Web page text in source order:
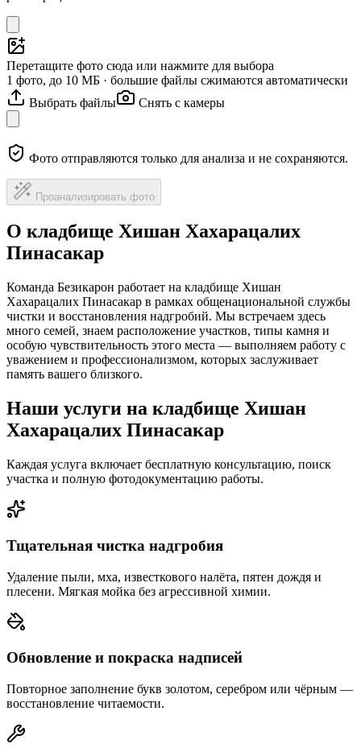
Перетащите фото сюда или нажмите для выбора
1 фото, до 10 МБ · большие файлы сжимаются автоматически
Выбрать файлы
Снять с камеры
Фото отправляются только для анализа и не сохраняются.
Проанализировать фото
О кладбище Хишан Хахарацалих
Пинасакар
Команда Безикарон работает на кладбище Хишан
Хахарацалих Пинасакар в рамках общенациональной службы
чистки и восстановления надгробий. Мы встречаем здесь
много семей, знаем расположение участков, типы камня и
особую чувствительность этого места — выполняем работу с
уважением и профессионализмом, которых заслуживает
память вашего близкого.
Наши услуги на кладбище Хишан
Хахарацалих Пинасакар
Каждая услуга включает бесплатную консультацию, поиск
участка и полную фотодокументацию работы.
Тщательная чистка надгробия
Удаление пыли, мха, известкового налёта, пятен дождя и
плесени. Мягкая мойка без агрессивной химии.
Обновление и покраска надписей
Повторное заполнение букв золотом, серебром или чёрным —
восстановление читаемости.